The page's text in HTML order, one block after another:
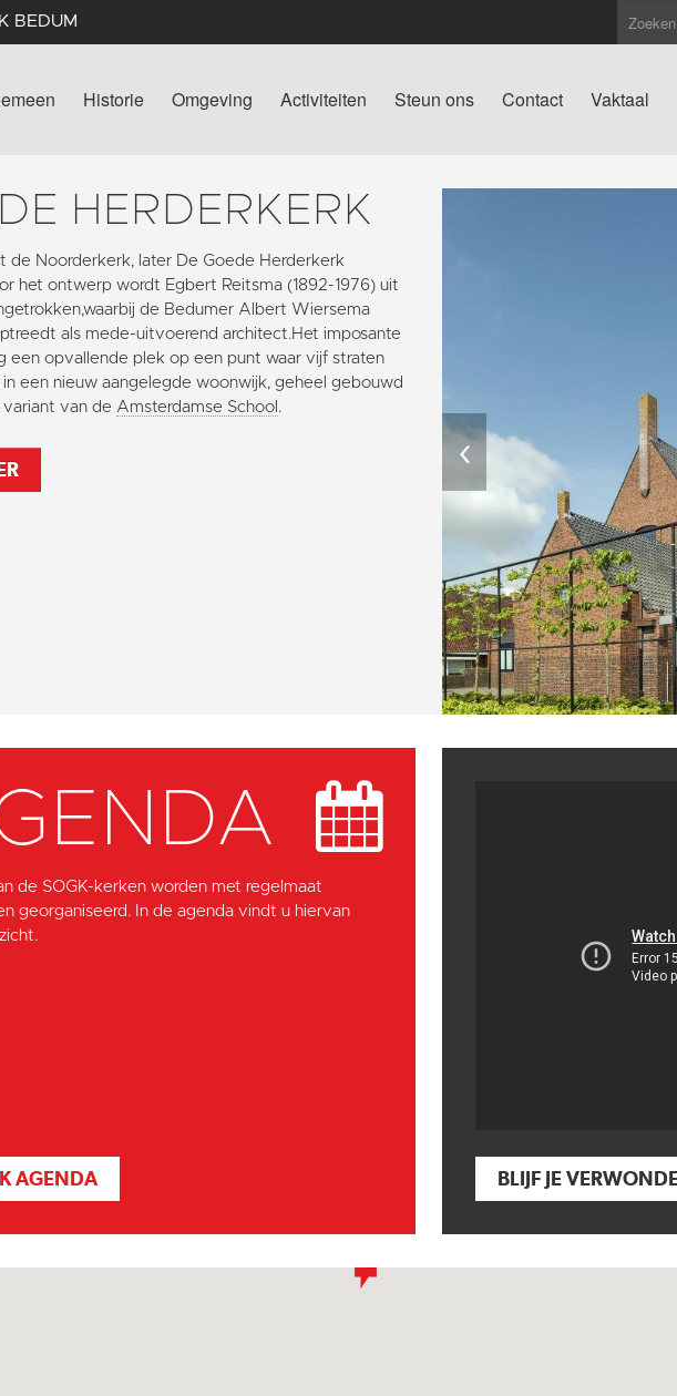
BEDUM
Historie Omgeving Activiteiten Steun ons Contact Vaktaal
HERDERKERK
de Noorderkerk, later De Goede Herderkerk
het ontwerp wordt Egbert Reitsma (1892-1976) uit
de Bedumer Albert Wiersema
als mede-uitvoerend architect.Het imposante
een opvallende plek op een punt waar vijf straten
een nieuw aangelegde woonwijk, geheel gebouwd
variant van de Amsterdamse School .
‹
de SOGK-kerken worden met regelmaat
georganiseerd. In de agenda vindt u hiervan
AGENDA BLIJF JE